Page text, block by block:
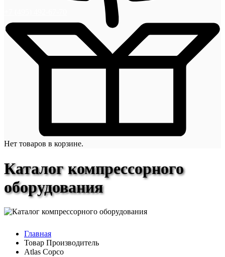
Нет товаров в корзине.
Каталог компрессорного
оборудования
Главная
Товар Производитель
Atlas Copco